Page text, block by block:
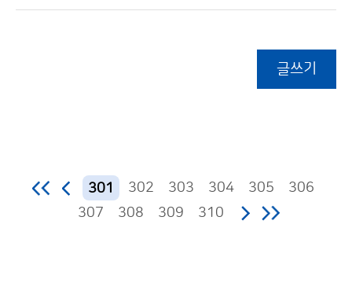
글쓰기
301 302 303 304 305
306
307
308 309 310